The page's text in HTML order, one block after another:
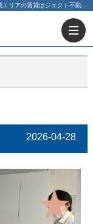
2026-04-28